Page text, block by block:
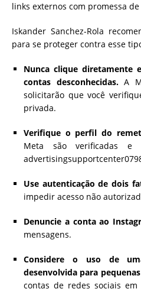
links externos com promessa de
Iskander Sanchez-Rola
para se proteger contra esse
Nunca clique diretamente
contas desconhecidas.A
solicitarão que você
privada.
Verifique o perfil do
Meta são verificadas e
Use autenticação de dois
impedir acesso não
Denuncie a conta ao
mensagens.
Considere o uso de
desenvolvida para
contas de redes sociais